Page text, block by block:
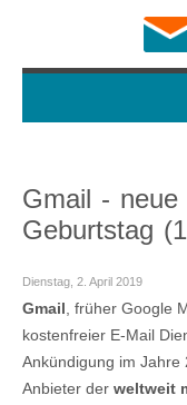
Gmail - neue
Geburtstag
Dienstag, 2. April 2019
Gmail , früher Google
kostenfreier E-Mail
Ankündigung im
Anbieter der weltweit